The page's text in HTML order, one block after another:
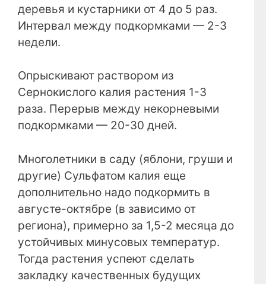
деревья и кустарники от 4 до 5 раз.
Интервал между подкормками — 2-3
недели.
Опрыскивают раствором из
Сернокислого калия растения 1-3
раза. Перерыв между некорневыми
подкормками — 20-30 дней.
Многолетники в саду (яблони, груши и
другие) Сульфатом калия еще
дополнительно надо подкормить в
августе-октябре (в зависимо от
региона), примерно за 1,5-2 месяца до
устойчивых минусовых температур.
Тогда растения успеют сделать
закладку качественных будущих